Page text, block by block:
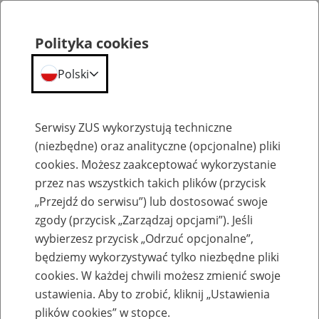
Emerytury
Baza zlikwidowanych lub
przekształconych zakładów pracy
Polityka cookies
Polski
Serwisy ZUS wykorzystują techniczne
(niezbędne) oraz analityczne (opcjonalne) pliki
cookies. Możesz zaakceptować wykorzystanie
przez nas wszystkich takich plików (przycisk
„Przejdź do serwisu”) lub dostosować swoje
zgody (przycisk „Zarządzaj opcjami”). Jeśli
wybierzesz przycisk „Odrzuć opcjonalne”,
będziemy wykorzystywać tylko niezbędne pliki
cookies. W każdej chwili możesz zmienić swoje
ustawienia. Aby to zrobić, kliknij „Ustawienia
plików cookies” w stopce.